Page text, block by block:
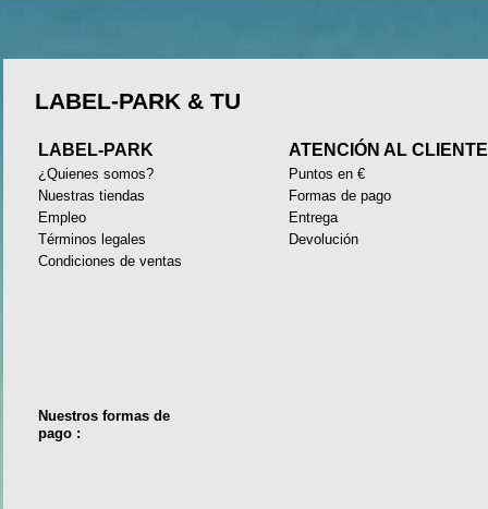
LABEL-PARK & TU
LABEL-PARK
¿Quienes somos?
Nuestras tiendas
Empleo
Términos legales
Condiciones de ventas
ATENCIÓN AL
Puntos en €
Formas de pago
Entrega
Devolución
Nuestros formas de
pago :